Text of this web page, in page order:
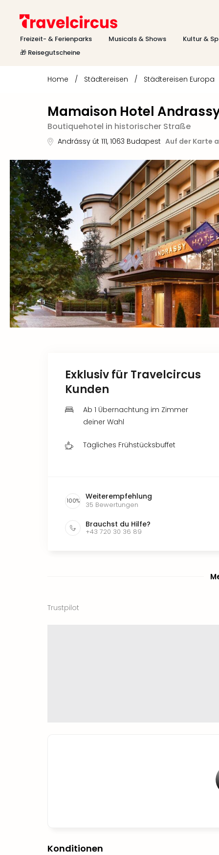
Freizeit- & Ferienparks Musicals & Shows
Kultur &
🎁 Reisegutscheine
Home / Städtereisen / Städtereisen Europa
Mamaison Hotel
Boutiquehotel in historischer Straße
Andrássy út 111, 1063 Budapest Auf der Karte
Exklusiv für Travelcircus
Kunden
Ab 1 Übernachtung im Zimmer
deiner Wahl
Tägliches Frühstücksbuffet
100% Weiterempfehlung
35 Bewertungen
Brauchst du Hilfe?
+43 720 30 36 89
Trustpilot
Konditionen